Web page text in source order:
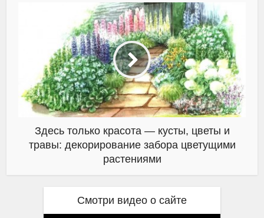
Здесь только красота — кусты, цветы и
травы: декорирование забора цветущими
растениями
Смотри видео о сайте